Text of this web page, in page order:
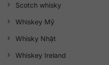
Scotch whisky
Whiskey Mỹ
Whisky Nhật
Whiskey Ireland